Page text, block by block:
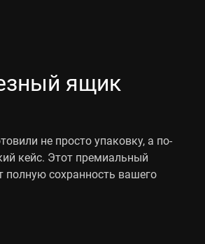
ящик
не просто упаковку, а по-
кейс. Этот премиальный
полную сохранность вашего